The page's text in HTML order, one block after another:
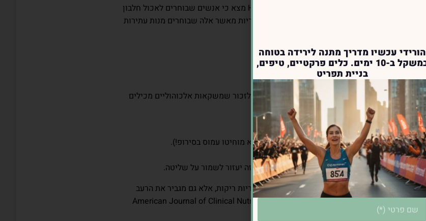
💡 מחקר של Harvard School of Public Health מצא כי אנשים שבוחרים לאכול חלבון
רזה וירקות במסעדות צורכים עד 30% פחות קלוריות מאשר אלה שבוחרים מנות עתירות
אין בעיה ליהנות מכוס יין או קוקטייל, אבל כדאי לזכור שמשקאות אלכוהוליים מכילים
לא מעט קלוריות ויכולים להגביר את התיאבון.
🔹 איך שותים בלי להגזים?
✅ בחרי יין יבש או קוקטייל עם מינימום סוכר (לא מוחיטו עמוס בסירופ!).
✅ שתייה מתונה – לא יותר מכוס אחת בערב.
✅ שלבי כל משקה אלכוהולי עם כוס מים ליד – זה יעזור לשמור על שליטה.
💡 מחקרים מראים שאלכוהול לא רק מוסיף קלוריות ריקות, אלא גם מגביר את הרעב
וגורם לאנשים לצרוך יותר מזון מהמתוכנן (American Journal of Clinical Nutrition,
2017).
הורידי עכשיו מדריך מתנה לירידה בטוחה
במשקל ב-10 ימים. כלים פרקטיים, טיפים,
בניית תפריט